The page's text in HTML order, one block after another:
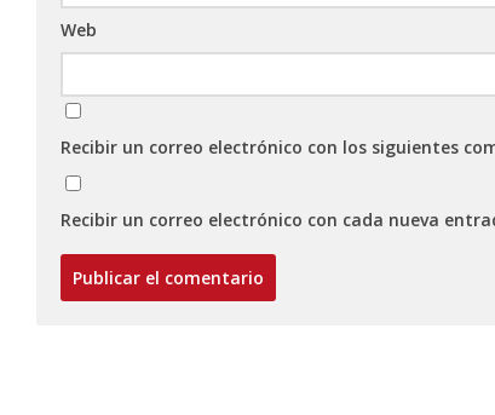
Web
Recibir un correo electrónico con los siguientes
Recibir un correo electrónico con cada nueva